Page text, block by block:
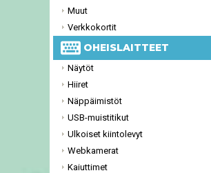
Muut
Verkkokortit
OHEISLAITTEET
Näytöt
Hiiret
Näppäimistöt
USB-muistitikut
Ulkoiset kiintolevyt
Webkamerat
Kaiuttimet